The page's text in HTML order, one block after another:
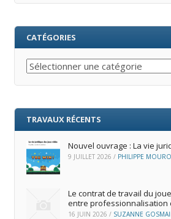
CATÉGORIES
Catégories
TRAVAUX RÉCENTS
Nouvel ouvrage : La vie
9 JUILLET 2026 / PHILIPPE
Le contrat de travail du
entre professionnalisation
16 JUIN 2026 / SUZANNE